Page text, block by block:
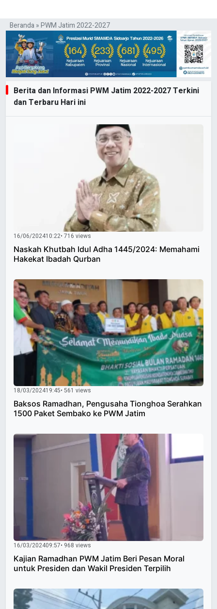
Beranda»PWM Jatim 2022-2027
Berita dan Informasi PWM Jatim 2022-2027 Terkini
dan Terbaru Hari ini
16/06/202410:22• 716 views
Naskah Khutbah Idul Adha 1445/2024: Memahami
Hakekat Ibadah Qurban
18/03/202419:45• 561 views
Baksos Ramadhan, Pengusaha Tionghoa Serahkan
1500 Paket Sembako ke PWM Jatim
16/03/202409:57• 968 views
Kajian Ramadhan PWM Jatim Beri Pesan Moral
untuk Presiden dan Wakil Presiden Terpilih